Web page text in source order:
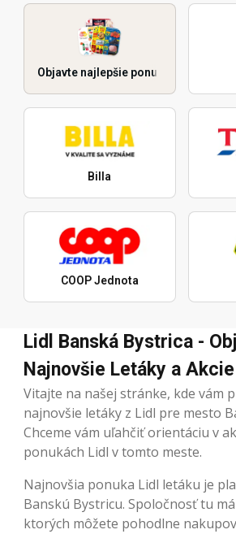
Objavte najlepšie ponuky
Billa
COOP Jednota
Lidl Banská Bystrica -
Najnovšie Letáky a Akcie
Vitajte na našej stránke, kde vám
najnovšie letáky z Lidl pre mesto
Chceme vám uľahčiť orientáciu v
ponukách Lidl v tomto meste.
Najnovšia ponuka Lidl letáku je
Banskú Bystricu. Spoločnosť tu
ktorých môžete pohodlne